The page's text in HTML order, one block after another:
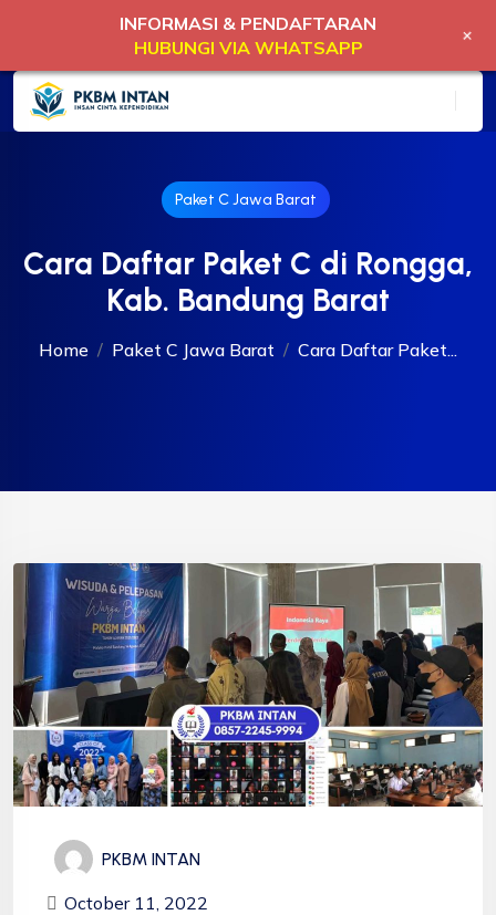
Paket C Jawa Barat
Cara Daftar Paket C di Rongga,
Kab. Bandung Barat
Home Paket C Jawa Barat Cara Daftar Paket...
PKBM INTAN
October 11, 2022
INFORMASI & PENDAFTARAN
HUBUNGI VIA WHATSAPP
+